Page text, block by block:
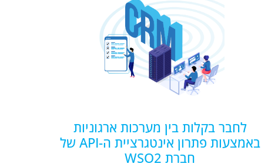
לחבר בקלות בין מערכות ארגוניות
באמצעות פתרון אינטגרציית ה-API של
חברת WSO2